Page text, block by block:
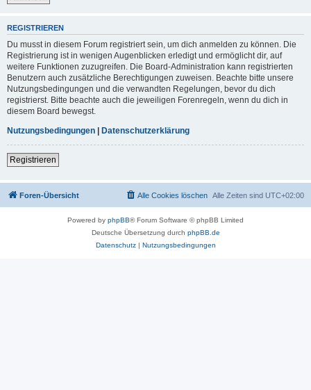
REGISTRIEREN
Du musst in diesem Forum registriert sein, um dich anmelden zu können. Die
Registrierung ist in wenigen Augenblicken erledigt und ermöglicht dir, auf
weitere Funktionen zuzugreifen. Die Board-Administration kann registrierten
Benutzern auch zusätzliche Berechtigungen zuweisen. Beachte bitte unsere
Nutzungsbedingungen und die verwandten Regelungen, bevor du dich
registrierst. Bitte beachte auch die jeweiligen Forenregeln, wenn du dich in
diesem Board bewegst.
Nutzungsbedingungen | Datenschutzerklärung
Registrieren
Foren-Übersicht Alle Zeiten sind UTC+02:00
Alle Cookies löschen
Powered by phpBB® Forum Software © phpBB Limited
Deutsche Übersetzung durch phpBB.de
Datenschutz| Nutzungsbedingungen